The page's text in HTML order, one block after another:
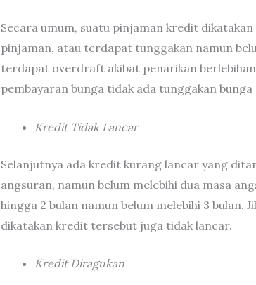
Secara umum, suatu pinjaman kredit
pinjaman, atau terdapat tunggakan namun
terdapat overdraft akibat penarikan
pembayaran bunga tidak ada tunggakan bunga
Kredit Tidak Lancar
Selanjutnya ada kredit kurang lancar yang
angsuran, namun belum melebihi dua masa
hingga 2 bulan namun belum melebihi 3
dikatakan kredit tersebut juga tidak lancar.
Kredit Diragukan